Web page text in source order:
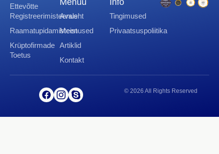
Ettevõtte
Registreerimisteenus
Raamatupidamisteenused
Krüptofirmade
Toetus
Menüü
Avaleht
Meist
Artiklid
Kontakt
Info
Tingimused
Privaatsuspoliitika
© 2026 All Rights Reserved